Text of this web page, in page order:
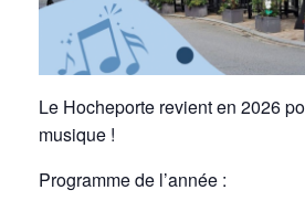
Le Hocheporte revient en 2026
musique !
Programme de l’année :